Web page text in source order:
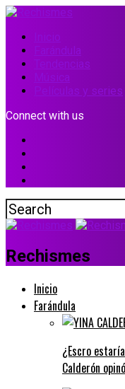
Inicio
Farándula
Tendencias
Música
Películas y series
Connect with us
Rechismes
Inicio
Farándula
¿Escro
Calderón